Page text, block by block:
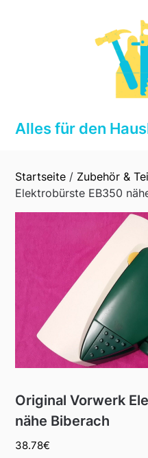
Alles für den
Startseite / Zubehör &
Elektrobürste EB350
Original Vorwerk
nähe Biberach
38.78€